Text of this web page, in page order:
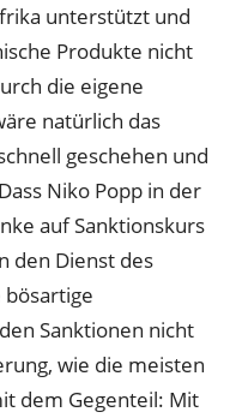
unterstützt und
Produkte nicht
die eigene
natürlich das
geschehen und
Niko Popp in der
auf Sanktionskurs
den Dienst des
Sanktionen nicht
wie die meisten
dem Gegenteil: Mit